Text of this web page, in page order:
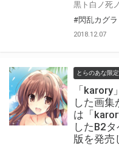
#閃乱カグラ
2018.12.07
とらのあな限
「
した画
は「
したB2
版を発売